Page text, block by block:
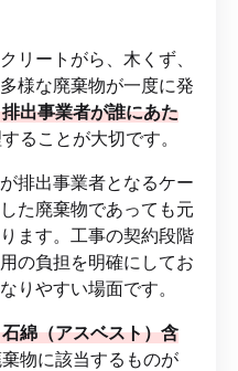
リートがら、木くず、
様な廃棄物が一度に発
排出事業者が誰にあた
ることが大切です。
排出事業者となるケー
た廃棄物であっても元
ます。工事の契約段階
の負担を明確にしてお
りやすい場面です。
石綿（アスベスト）含
物に該当するものが